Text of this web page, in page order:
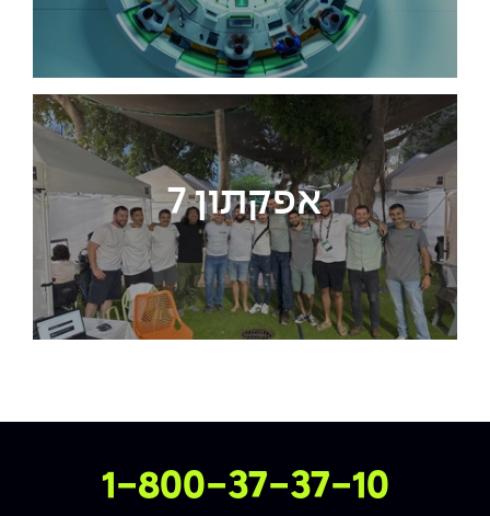
אפקתון 7
צרו איתנו קשר
1-800-37-37-10